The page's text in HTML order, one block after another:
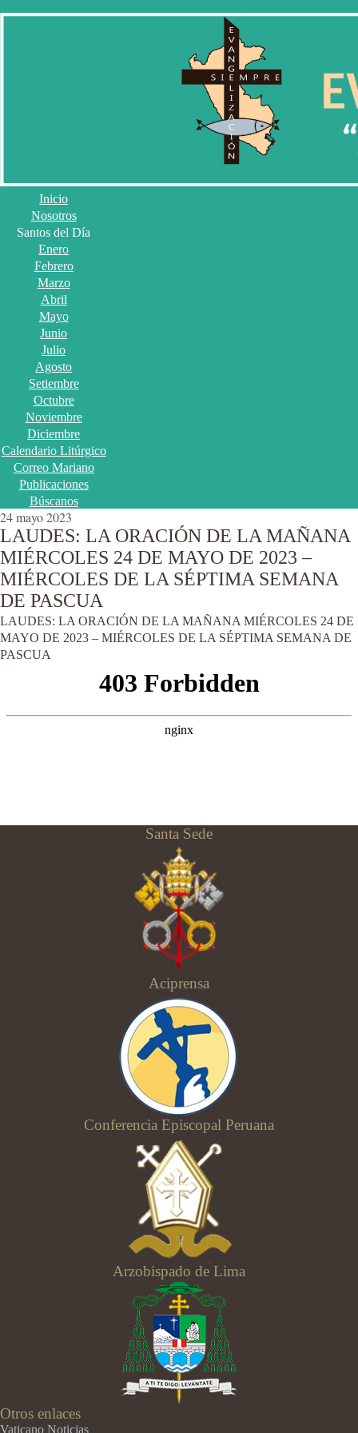
Inicio
Nosotros
Santos del Día
Enero
Febrero
Marzo
Abril
Mayo
Junio
Julio
Agosto
Setiembre
Octubre
Noviembre
Diciembre
Calendario Litúrgico
Correo Mariano
Publicaciones
Búscanos
24 mayo 2023
LAUDES: LA ORACIÓN DE LA MAÑANA
MIÉRCOLES 24 DE MAYO DE 2023 –
MIÉRCOLES DE LA SÉPTIMA SEMANA
DE PASCUA
LAUDES: LA ORACIÓN DE LA MAÑANA MIÉRCOLES 24 DE
MAYO DE 2023 – MIÉRCOLES DE LA SÉPTIMA SEMANA DE
PASCUA
Santa Sede
Aciprensa
Conferencia Episcopal Peruana
Arzobispado de Lima
Otros enlaces
Vaticano Noticias